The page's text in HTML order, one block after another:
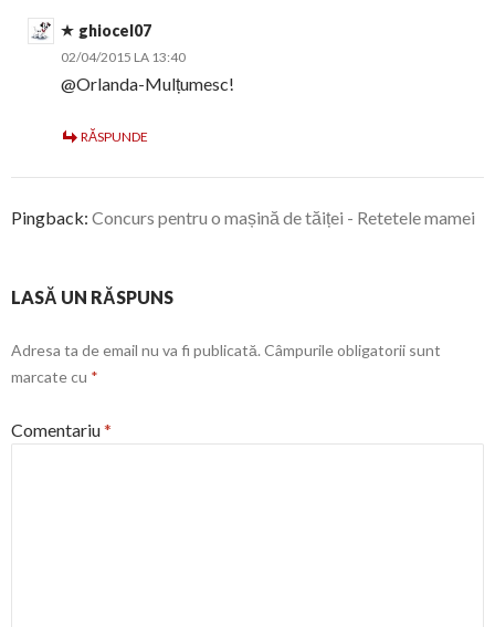
ghiocel07
02/04/2015 LA 13:40
@Orlanda-Mulțumesc!
RĂSPUNDE
Pingback: Concurs pentru o mașină de tăiței - Retetele mamei
LASĂ UN RĂSPUNS
Adresa ta de email nu va fi publicată. Câmpurile obligatorii sunt
marcate cu *
Comentariu*